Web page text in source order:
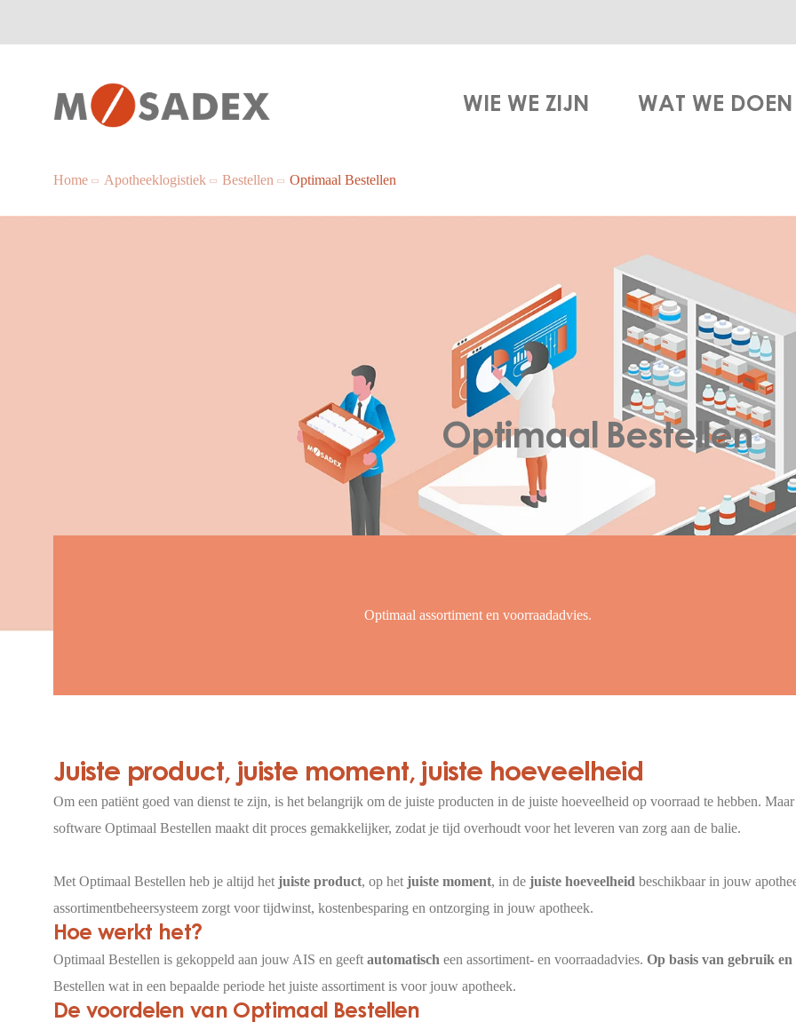
WIE WE ZIJN WAT WE DOEN
Home Apotheeklogistiek Bestellen Optimaal Bestellen
Optimaal Bestellen
Optimaal assortiment en voorraadadvies.
Juiste product, juiste moment, juiste hoeveelheid
Om een patiënt goed van dienst te zijn, is het belangrijk om de juiste producten in de juiste hoeveelheid op voorraad te hebben.
software Optimaal Bestellen maakt dit proces gemakkelijker, zodat je tijd overhoudt voor het leveren van zorg aan de balie.
Met Optimaal Bestellen heb je altijd het juiste product, op het juiste moment, in dejuiste hoeveelheid beschikbaar in jouw
assortimentbeheersysteem zorgt voor tijdwinst, kostenbesparing en ontzorging in jouw apotheek.
Hoe werkt het?
Optimaal Bestellen is gekoppeld aan jouw AIS en geeft automatisch een assortiment- en voorraadadvies. Op basis van gebruik
Bestellen wat in een bepaalde periode het juiste assortiment is voor jouw apotheek.
De voordelen van Optimaal Bestellen